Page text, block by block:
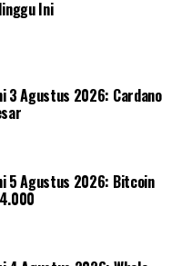
Ini
3 Agustus 2026: Cardano
5 Agustus 2026: Bitcoin